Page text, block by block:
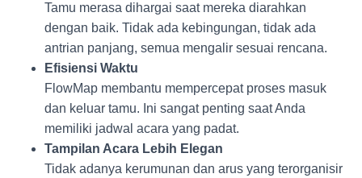
Tamu merasa dihargai saat mereka diarahkan
dengan baik. Tidak ada kebingungan, tidak ada
antrian panjang, semua mengalir sesuai rencana.
Efisiensi Waktu
FlowMap membantu mempercepat proses masuk
dan keluar tamu. Ini sangat penting saat Anda
memiliki jadwal acara yang padat.
Tampilan Acara Lebih Elegan
Tidak adanya kerumunan dan arus yang terorganisir